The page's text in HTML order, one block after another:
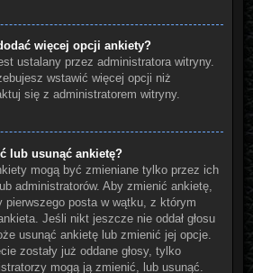
więcej opcji ankiety?
ustalany przez administratora witryny.
wstawić więcej opcji niż
się z administratorem witryny.
lub usunąć ankietę?
mogą być zmieniane tylko przez ich
administratorów. Aby zmienić ankietę,
pierwszego posta w wątku, z którym
Jeśli nikt jeszcze nie oddał głosu
usunąć ankietę lub zmienić jej opcje.
zostały już oddane głosy, tylko
mogą ją zmienić, lub usunąć.